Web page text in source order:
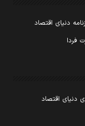
دنیای اقتصاد
فردا
دنیای اقتصاد